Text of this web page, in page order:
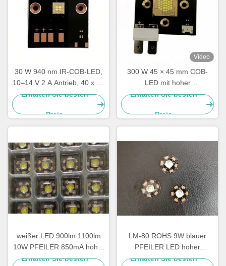
30 W 940 nm IR-COB-LED,
10–14 V 2 A Antrieb, 40 x 36
mm Gehäuse mit 5,14 mm
Erhalten Sie besten
Preis
Video
300 W 45 × 45 mm COB-
LED mit hoher
Wärmeleitfähigkeit für
Bühnenbeleuchtung und
Projektorscheinwerfer
Erhalten Sie besten
Preis
weißer LED 900lm 1100lm
10W PFEILER 850mA hoher
Leistung vorwärts
Erhalten Sie besten
LM-80 ROHS 9W blauer
PFEILER LED hoher
Leistung 90 Grad für hohes
Erhalten Sie besten